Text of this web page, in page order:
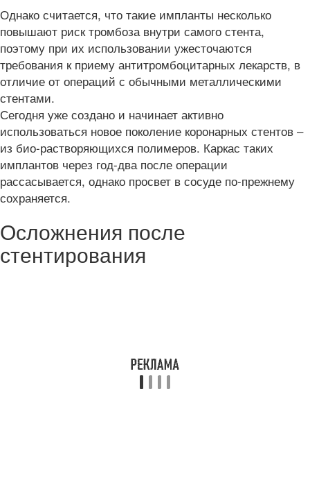
Однако считается, что такие импланты несколько
повышают риск тромбоза внутри самого стента,
поэтому при их использовании ужесточаются
требования к приему антитромбоцитарных лекарств, в
отличие от операций с обычными металлическими
стентами.
Сегодня уже создано и начинает активно
использоваться новое поколение коронарных стентов –
из био-растворяющихся полимеров. Каркас таких
имплантов через год-два после операции
рассасывается, однако просвет в сосуде по-прежнему
сохраняется.
Осложнения после
стентирования